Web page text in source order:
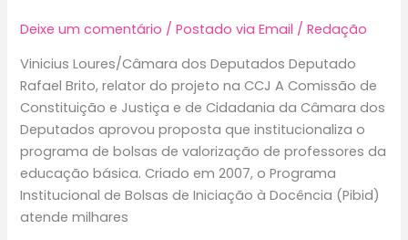
Deixe um comentário /Postado via Email /Redação
Vinicius Loures/Câmara dos Deputados Deputado
Rafael Brito, relator do projeto na CCJ A Comissão de
Constituição e Justiça e de Cidadania da Câmara dos
Deputados aprovou proposta que institucionaliza o
programa de bolsas de valorização de professores da
educação básica. Criado em 2007, o Programa
Institucional de Bolsas de Iniciação à Docência (Pibid)
atende milhares